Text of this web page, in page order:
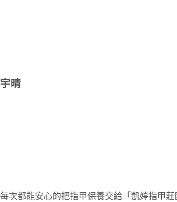
宇晴
每次都能安心的把指甲保養交給「凱婷指甲